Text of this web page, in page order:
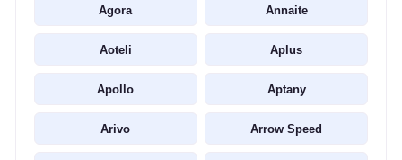
Agora Annaite
Aoteli Aplus
Apollo Aptany
Arivo Arrow Speed